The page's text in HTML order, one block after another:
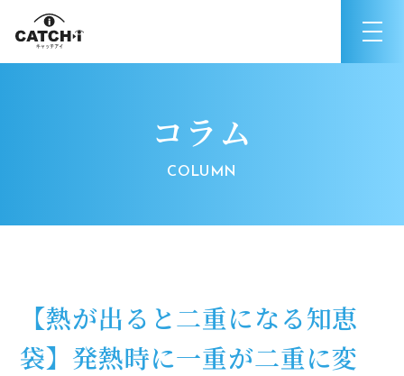
コラム
【熱が出ると二重になる知恵
袋】発熱時に一重が二重に変